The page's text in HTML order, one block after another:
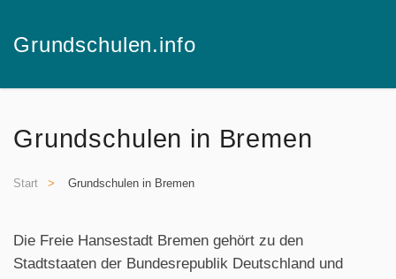
Skip to main content
Grundschulen.info
Grundschulen in Bremen
Start Grundschulen in Bremen
Die Freie Hansestadt Bremen gehört zu den
Stadtstaaten der Bundesrepublik Deutschland und